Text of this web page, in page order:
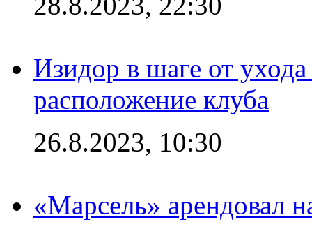
Изидор в шаге от
расположение клуба
26.8.2023, 10:30
«Марсель» арендовал